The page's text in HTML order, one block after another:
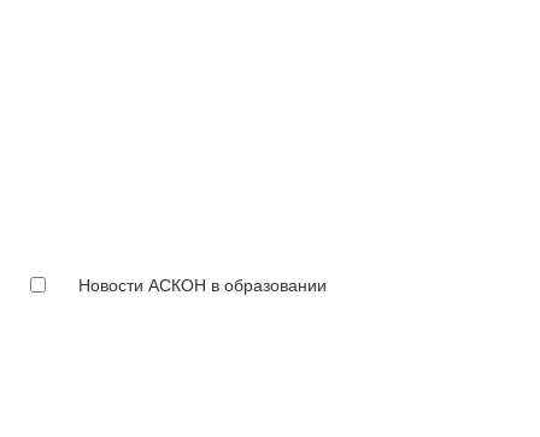
Новости АСКОН в образовании